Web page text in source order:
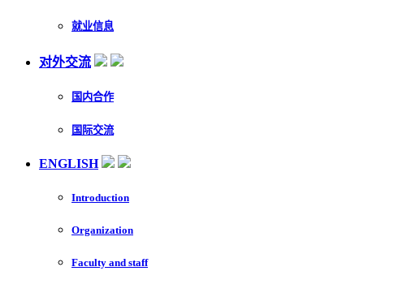
就业信息
对外交流
国内合作
国际交流
ENGLISH
Introduction
Organization
Faculty and staff